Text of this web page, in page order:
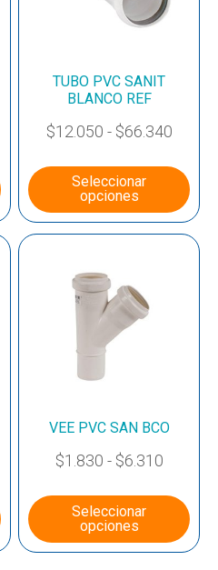
TUBO PVC SANIT
BLANCO REF
$12.050 - $66.340
Seleccionar
opciones
VEE PVC SAN BCO
$1.830 - $6.310
Seleccionar
opciones